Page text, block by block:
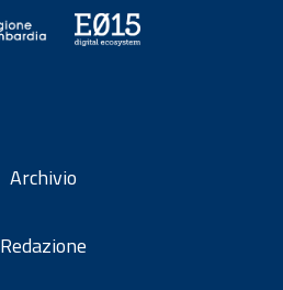
Archivio
Redazione